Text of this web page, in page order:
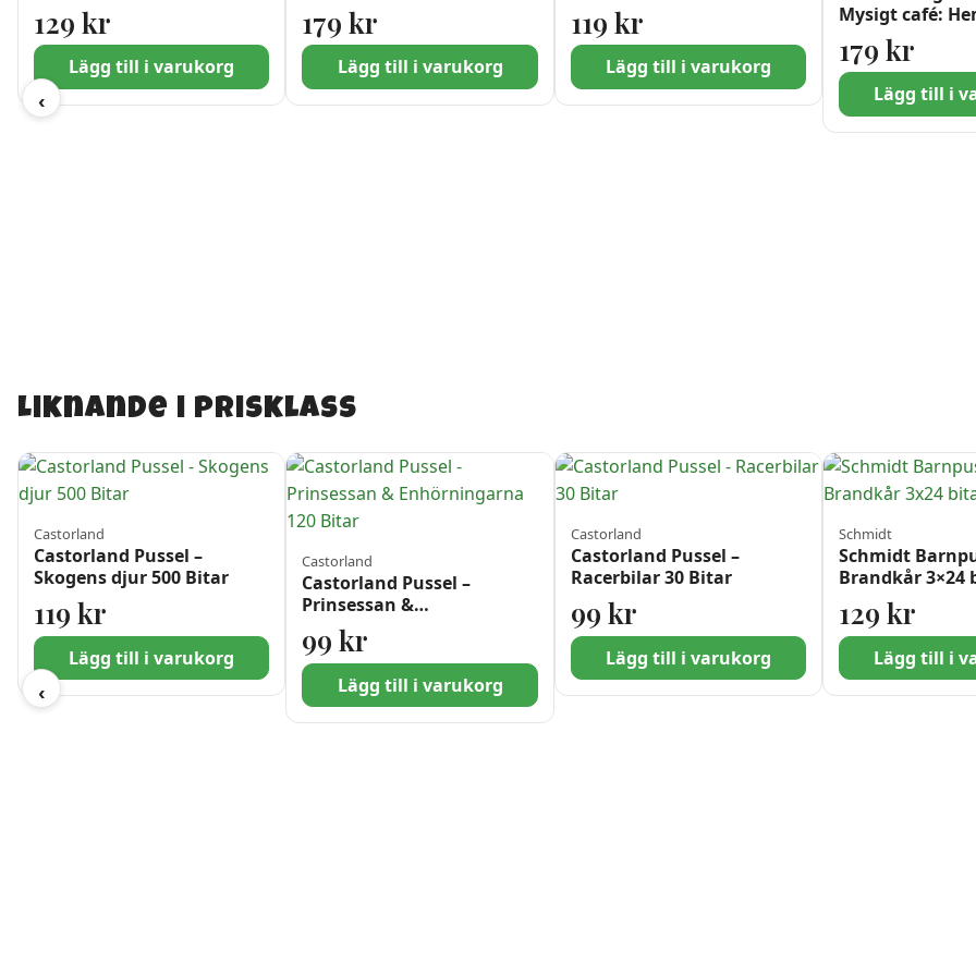
‹
129 kr
Lägg till i varukorg
179kr
Lägg till i varukorg
119 kr
Lägg till i varukorg
Mysigt café:
trädgård 1000
179kr
Lägg till i
Liknande i prisklass
‹
Castorland
Castorland Pussel –
Skogens djur 500 Bitar
119 kr
Lägg till i varukorg
Castorland
Castorland Pussel –
Prinsessan &
Enhörningarna 120 Bitar
99kr
Lägg till i varukorg
Castorland
Castorland Pussel –
Racerbilar 30 Bitar
99 kr
Lägg till i varukorg
Schmidt
Schmidt
Brandkår 3×24
129kr
Lägg till i